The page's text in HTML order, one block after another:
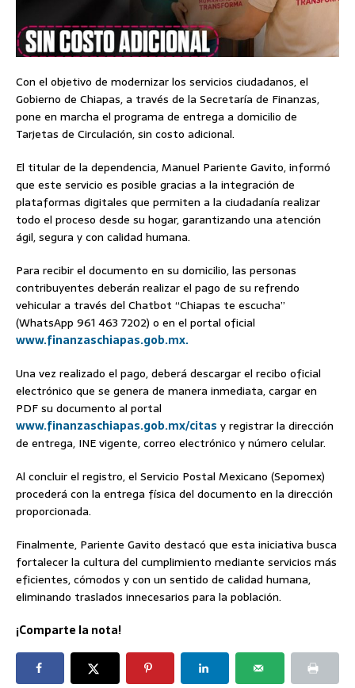
Con el objetivo de modernizar los servicios ciudadanos, el
Gobierno de Chiapas, a través de la Secretaría de Finanzas,
pone en marcha el programa de entrega a domicilio de
Tarjetas de Circulación, sin costo adicional.
El titular de la dependencia, Manuel Pariente Gavito, informó
que este servicio es posible gracias a la integración de
plataformas digitales que permiten a la ciudadanía realizar
todo el proceso desde su hogar, garantizando una atención
ágil, segura y con calidad humana.
Para recibir el documento en su domicilio, las personas
contribuyentes deberán realizar el pago de su refrendo
vehicular a través del Chatbot “Chiapas te escucha”
(WhatsApp 961 463 7202) o en el portal oficial
www.finanzaschiapas.gob.mx.
Una vez realizado el pago, deberá descargar el recibo oficial
electrónico que se genera de manera inmediata, cargar en
PDF su documento al portal
www.finanzaschiapas.gob.mx/citas y registrar la dirección
de entrega, INE vigente, correo electrónico y número celular.
Al concluir el registro, el Servicio Postal Mexicano (Sepomex)
procederá con la entrega física del documento en la dirección
proporcionada.
Finalmente, Pariente Gavito destacó que esta iniciativa busca
fortalecer la cultura del cumplimiento mediante servicios más
eficientes, cómodos y con un sentido de calidad humana,
eliminando traslados innecesarios para la población.
¡Comparte la nota!